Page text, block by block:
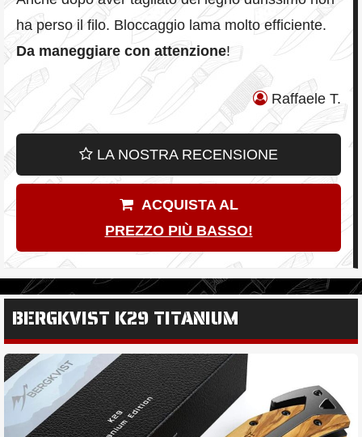
ha perso il filo. Bloccaggio lama molto efficiente.
Da maneggiare con attenzione!
Raffaele T.
LA NOSTRA RECENSIONE
ACQUISTA AL
PREZZO PIÙ BASSO!
BERGKVIST K29 TITANIUM